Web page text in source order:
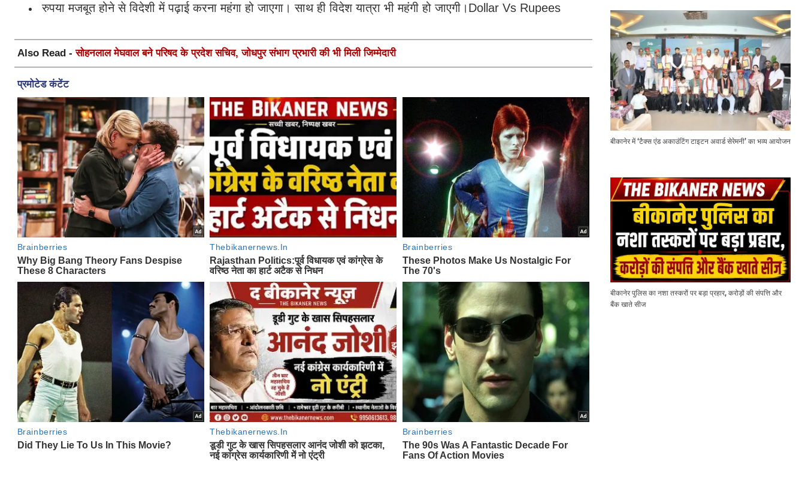
रुपया मजबूत होने से विदेशी में पढ़ाई करना महंगा हो जाएगा। साथ ही विदेश यात्रा भी महंगी हो जाएगी।Dollar Vs Rupees
Also Read -सोहनलाल मेघवाल बने परिषद के प्रदेश सचिव, जोधपुर संभाग प्रभारी की भी मिली जिम्मेदारी
बीकानेर में ‘टैक्स एंड अकाउंटिंग टाइटन अवार्ड सेरेमनी’ का भव्य आयोजन
बीकानेर पुलिस का नशा तस्करों पर बड़ा प्रहार, करोड़ों की संपत्ति और
बैंक खाते सीज